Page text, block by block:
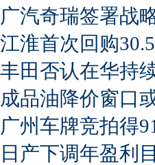
广汽奇瑞签署战
江淮首次回购
丰田否认在华持
成品油降价窗口
广州车牌竞拍得
日产下调年盈利